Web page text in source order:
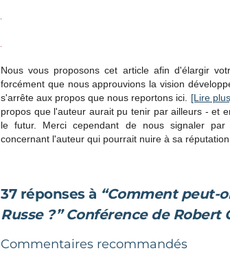
Nous vous proposons cet article afin d'élargir
forcément que nous approuvions la vision
s'arrête aux propos que nous reportons ici. [Lire
propos que l'auteur aurait pu tenir par ailleurs - et
le futur. Merci cependant de nous signaler
concernant l'auteur qui pourrait nuire à sa
37 réponses à “Comment peut-
Russe ?” Conférence de Robert
Commentaires recommandés